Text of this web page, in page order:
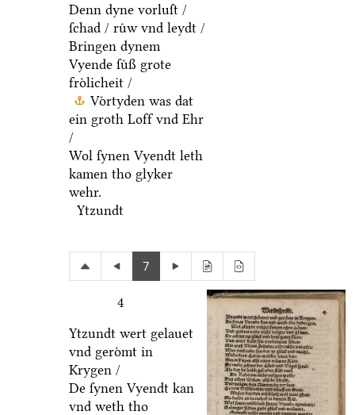
Denn dyne vorluſt /
ſchad / ruͤw vnd leydt /
Bringen dynem
Vyende ſuͤß grote
froͤlicheit /
Voͤrtyden was dat
ein groth Loff vnd Ehr
/
Wol ſynen Vyendt leth
kamen tho glyker
wehr.
Ytzundt
7
4
Ytzundt wert gelauet
vnd geroͤmt in
Krygen /
De ſynen Vyendt kan
vnd weth tho